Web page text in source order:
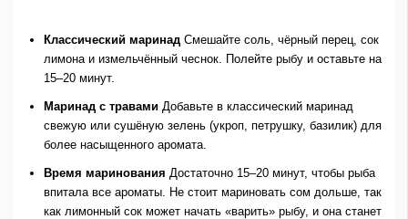
Классический маринадСмешайте соль, чёрный перец, сок
лимона и измельчённый чеснок. Полейте рыбу и оставьте на
15–20 минут.
Маринад с травамиДобавьте в классический маринад
свежую или сушёную зелень (укроп, петрушку, базилик) для
более насыщенного аромата.
Время маринования Достаточно 15–20 минут, чтобы рыба
впитала все ароматы. Не стоит мариновать сом дольше, так
как лимонный сок может начать «варить» рыбу, и она станет